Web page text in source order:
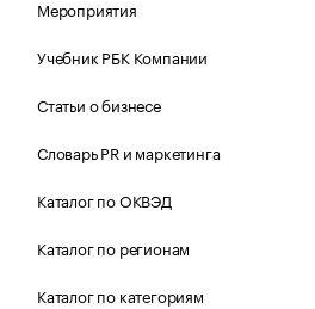
Мероприятия
Учебник РБК Компании
Статьи о бизнесе
Словарь PR и маркетинга
Каталог по ОКВЭД
Каталог по регионам
Каталог по категориям